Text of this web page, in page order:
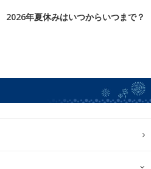
2026年夏休みはいつからいつまで？